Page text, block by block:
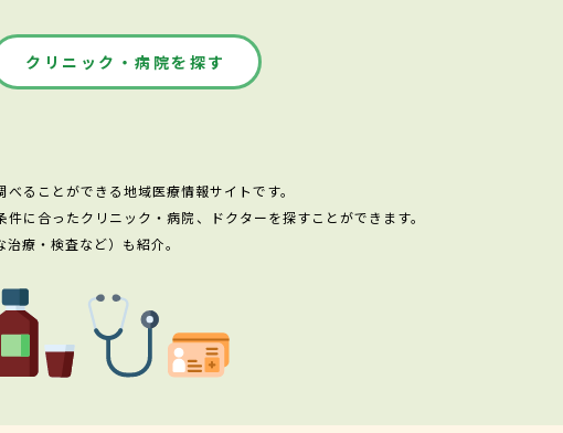
クリニック・病院を探す
ることができる地域医療情報サイトです。
に合ったクリニック・病院、ドクターを探すことができます。
療・検査など）も紹介。